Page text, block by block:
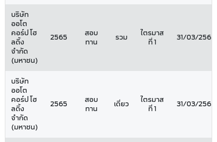
บริษัท
ออโต
คอร์ป โฮ
ลดิ้ง
จำกัด
(มหาชน)
2565
สอบ
ทาน
รวม
ไตรมาส
ที่ 1
31/03/2565
บริษัท
ออโต
คอร์ป โฮ
ลดิ้ง
จำกัด
(มหาชน)
2565
สอบ
ทาน
เดี่ยว
ไตรมาส
ที่ 1
31/03/2565